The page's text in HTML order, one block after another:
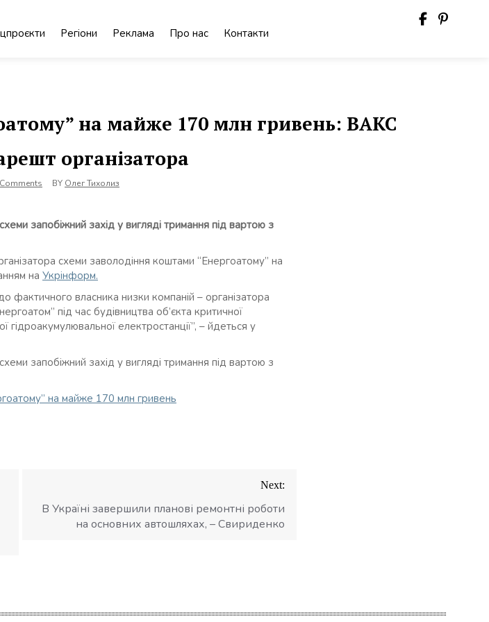
Регіони Реклама Про нас Контакти
на майже 170 млн гривень: ВАКС
організатора
BY Олег Тихолиз
запобіжний захід у вигляді тримання під вартою з
схеми заволодіння коштами “Енергоатому” на
на Укрінформ.
фактичного власника низки компаній – організатора
під час будівництва об’єкта критичної
гідроакумулювальної електростанції”, – йдеться у
запобіжний захід у вигляді тримання під вартою з
на майже 170 млн гривень
Next:
В Україні завершили планові ремонтні роботи
на основних автошляхах, – Свириденко